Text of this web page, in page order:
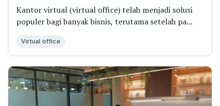
Kantor virtual (virtual office) telah menjadi solusi
populer bagi banyak bisnis, terutama setelah pa...
Virtual office